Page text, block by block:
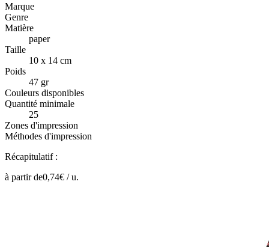
Marque
Genre
Matière
paper
Taille
10 x 14 cm
Poids
47 gr
Couleurs disponibles
Quantité minimale
25
Zones d'impression
Méthodes d'impression
Récapitulatif :
à partir de0,74€ /u.